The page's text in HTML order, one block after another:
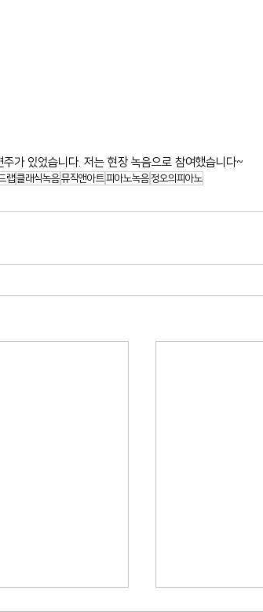
가 있었습니다. 저는 현장 녹음으로 참여했습니다~
랩클래식녹음뮤직앤아트피아노녹음정오의피아노